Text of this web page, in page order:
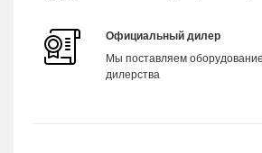
Официальный дилер
Мы поставляем
дилерства